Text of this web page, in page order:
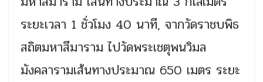
ระยะเวลา 1 ชั่วโมง 40 นาที, จากวัดราชบพิธ
สถิตมหาสีมาราม ไปวัดพระเชตุพนวิมล
มังคลารามเส้นทางประมาณ 650 เมตร ระยะ